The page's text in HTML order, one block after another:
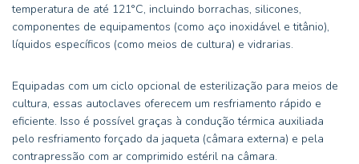
temperatura de até 121°C, incluindo borrachas, silicones,
componentes de equipamentos (como aço inoxidável e titânio),
líquidos específicos (como meios de cultura) e vidrarias.
Equipadas com um ciclo opcional de esterilização para meios de
cultura, essas autoclaves oferecem um resfriamento rápido e
eficiente. Isso é possível graças à condução térmica auxiliada
pelo resfriamento forçado da jaqueta (câmara externa) e pela
contrapressão com ar comprimido estéril na câmara.